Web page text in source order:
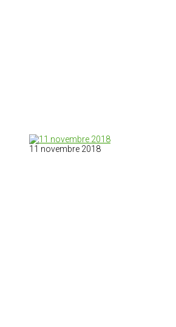
11 novembre 2018